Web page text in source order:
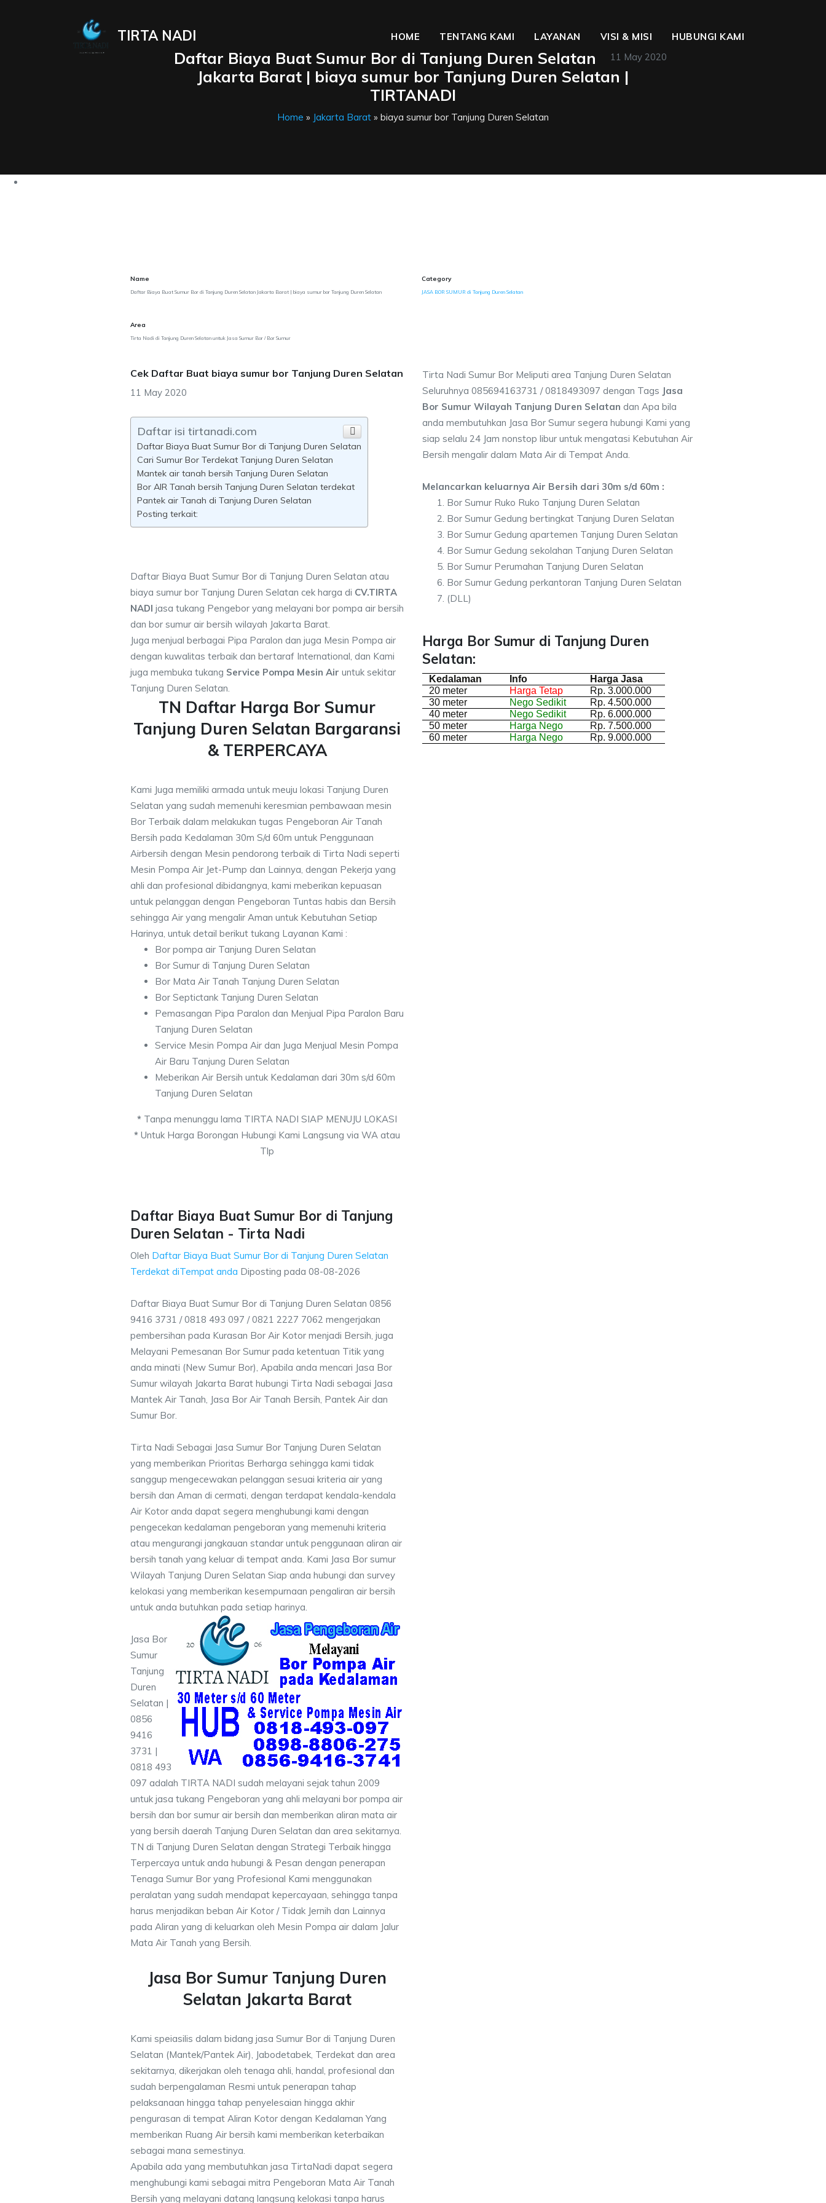
TIRTA NADI HOME TENTANG KAMI LAYANAN VISI & MISI
HUBUNGI KAMI
11 May 2020
Daftar Biaya Buat Sumur Bor di Tanjung Duren Selatan
Jakarta Barat | biaya sumur bor Tanjung Duren Selatan |
TIRTANADI
Home » Jakarta Barat » biaya sumur bor Tanjung Duren Selatan
Name
Daftar Biaya Buat Sumur Bor di Tanjung Duren Selatan Jakarta Barat | biaya sumur bor Tanjung Duren Selatan
Category
JASA BOR SUMUR di Tanjung Duren Selatan
Area
Tirta Nadi di Tanjung Duren Selatan untuk Jasa Sumur Bor / Bor Sumur
Cek Daftar Buat biaya sumur bor Tanjung Duren Selatan
11 May 2020
Daftar isi tirtanadi.com
Daftar Biaya Buat Sumur Bor di Tanjung Duren Selatan
Cari Sumur Bor Terdekat Tanjung Duren Selatan
Mantek air tanah bersih Tanjung Duren Selatan
Bor AIR Tanah bersih Tanjung Duren Selatan terdekat
Pantek air Tanah di Tanjung Duren Selatan
Posting terkait:
Daftar Biaya Buat Sumur Bor di Tanjung Duren Selatan atau
biaya sumur bor Tanjung Duren Selatan cek harga di CV.TIRTA
NADI jasa tukang Pengebor yang melayani bor pompa air bersih
dan bor sumur air bersih wilayah Jakarta Barat.
Juga menjual berbagai Pipa Paralon dan juga Mesin Pompa air
dengan kuwalitas terbaik dan bertaraf International, dan Kami
juga membuka tukang Service Pompa Mesin Air untuk sekitar
Tanjung Duren Selatan.
TN Daftar Harga Bor Sumur
Tanjung Duren Selatan Bargaransi
& TERPERCAYA
Kami Juga memiliki armada untuk meuju lokasi Tanjung Duren
Selatan yang sudah memenuhi keresmian pembawaan mesin
Bor Terbaik dalam melakukan tugas Pengeboran Air Tanah
Bersih pada Kedalaman 30m S/d 60m untuk Penggunaan
Airbersih dengan Mesin pendorong terbaik di Tirta Nadi seperti
Mesin Pompa Air Jet-Pump dan Lainnya, dengan Pekerja yang
ahli dan profesional dibidangnya, kami meberikan kepuasan
untuk pelanggan dengan Pengeboran Tuntas habis dan Bersih
sehingga Air yang mengalir Aman untuk Kebutuhan Setiap
Harinya, untuk detail berikut tukang Layanan Kami :
Bor pompa air Tanjung Duren Selatan
Bor Sumur di Tanjung Duren Selatan
Bor Mata Air Tanah Tanjung Duren Selatan
Bor Septictank Tanjung Duren Selatan
Pemasangan Pipa Paralon dan Menjual Pipa Paralon Baru
Tanjung Duren Selatan
Service Mesin Pompa Air dan Juga Menjual Mesin Pompa
Air Baru Tanjung Duren Selatan
Meberikan Air Bersih untuk Kedalaman dari 30m s/d 60m
Tanjung Duren Selatan
* Tanpa menunggu lama TIRTA NADI SIAP MENUJU LOKASI
* Untuk Harga Borongan Hubungi Kami Langsung via WA atau
Tlp
Tirta Nadi Sumur Bor Meliputi area Tanjung Duren Selatan
Seluruhnya 085694163731 / 0818493097 dengan Tags Jasa
Bor Sumur Wilayah Tanjung Duren Selatan dan Apa bila
anda membutuhkan Jasa Bor Sumur segera hubungi Kami yang
siap selalu 24 Jam nonstop libur untuk mengatasi Kebutuhan Air
Bersih mengalir dalam Mata Air di Tempat Anda.
Melancarkan keluarnya Air Bersih dari 30m s/d 60m :
Bor Sumur Ruko Ruko Tanjung Duren Selatan
Bor Sumur Gedung bertingkat Tanjung Duren Selatan
Bor Sumur Gedung apartemen Tanjung Duren Selatan
Bor Sumur Gedung sekolahan Tanjung Duren Selatan
Bor Sumur Perumahan Tanjung Duren Selatan
Bor Sumur Gedung perkantoran Tanjung Duren Selatan
(DLL)
Harga Bor Sumur di Tanjung Duren
Selatan:
Kedalaman Info
Harga Jasa
20 meter
Harga Tetap
Rp. 3.000.000
30 meter
Nego Sedikit
Rp. 4.500.000
40 meter
Nego Sedikit
Rp. 6.000.000
50 meter
Harga Nego
Rp. 7.500.000
60 meter
Harga Nego Rp. 9.000.000
Daftar Biaya Buat Sumur Bor di Tanjung
Duren Selatan - Tirta Nadi
Oleh Daftar Biaya Buat Sumur Bor di Tanjung Duren Selatan
Terdekat diTempat anda Diposting pada 08-08-2026
Daftar Biaya Buat Sumur Bor di Tanjung Duren Selatan 0856
9416 3731 / 0818 493 097 / 0821 2227 7062 mengerjakan
pembersihan pada Kurasan Bor Air Kotor menjadi Bersih, juga
Melayani Pemesanan Bor Sumur pada ketentuan Titik yang
anda minati (New Sumur Bor), Apabila anda mencari Jasa Bor
Sumur wilayah Jakarta Barat hubungi Tirta Nadi sebagai Jasa
Mantek Air Tanah, Jasa Bor Air Tanah Bersih, Pantek Air dan
Sumur Bor.
Tirta Nadi Sebagai Jasa Sumur Bor Tanjung Duren Selatan
yang memberikan Prioritas Berharga sehingga kami tidak
sanggup mengecewakan pelanggan sesuai kriteria air yang
bersih dan Aman di cermati, dengan terdapat kendala-kendala
Air Kotor anda dapat segera menghubungi kami dengan
pengecekan kedalaman pengeboran yang memenuhi kriteria
atau mengurangi jangkauan standar untuk penggunaan aliran air
bersih tanah yang keluar di tempat anda. Kami Jasa Bor sumur
Wilayah Tanjung Duren Selatan Siap anda hubungi dan survey
kelokasi yang memberikan kesempurnaan pengaliran air bersih
untuk anda butuhkan pada setiap harinya.
Jasa Bor
Sumur
Tanjung
Duren
Selatan |
0856
9416
3731 |
0818 493
097 adalah TIRTA NADI sudah melayani sejak tahun 2009
untuk jasa tukang Pengeboran yang ahli melayani bor pompa air
bersih dan bor sumur air bersih dan memberikan aliran mata air
yang bersih daerah Tanjung Duren Selatan dan area sekitarnya.
TN di Tanjung Duren Selatan dengan Strategi Terbaik hingga
Terpercaya untuk anda hubungi & Pesan dengan penerapan
Tenaga Sumur Bor yang Profesional Kami menggunakan
peralatan yang sudah mendapat kepercayaan, sehingga tanpa
harus menjadikan beban Air Kotor / Tidak Jernih dan Lainnya
pada Aliran yang di keluarkan oleh Mesin Pompa air dalam Jalur
Mata Air Tanah yang Bersih.
Jasa Bor Sumur Tanjung Duren
Selatan Jakarta Barat
Kami speiasilis dalam bidang jasa Sumur Bor di Tanjung Duren
Selatan (Mantek/Pantek Air), Jabodetabek, Terdekat dan area
sekitarnya, dikerjakan oleh tenaga ahli, handal, profesional dan
sudah berpengalaman Resmi untuk penerapan tahap
pelaksanaan hingga tahap penyelesaian hingga akhir
pengurasan di tempat Aliran Kotor dengan Kedalaman Yang
memberikan Ruang Air bersih kami memberikan keterbaikan
sebagai mana semestinya.
Apabila ada yang membutuhkan jasa TirtaNadi dapat segera
menghubungi kami sebagai mitra Pengeboran Mata Air Tanah
Bersih yang melayani datang langsung kelokasi tanpa harus